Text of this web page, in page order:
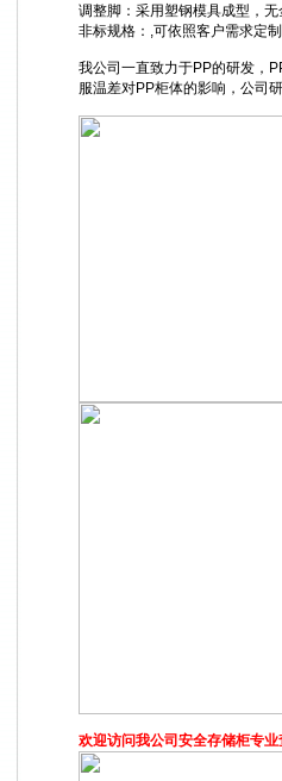
调整脚：采用塑钢模具成型，
非标规格：,可依照客户需求定
我公司一直致力于PP的研发，
服温差对PP柜体的影响，公司
欢迎访问我公司安全存储柜专业